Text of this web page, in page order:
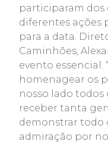
participaram dos
diferentes ações
para a data.
Caminhões,
evento essencial.
homenagear os
nosso lado todos
receber tanta
demonstrar todo
admiração por